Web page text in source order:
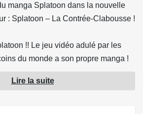
manga Splatoon dans la nouvelle
: Splatoon – La Contrée-Clabousse !
!! Le jeu vidéo adulé par les
du monde a son propre manga !
l'univers de l'épisode Splatoon
sont bien décidés à en découdre
Lire la suite